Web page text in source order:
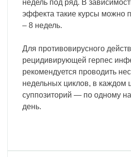
недель под ряд. В
эффекта такие курсы можно
– 8 недель.
Для противовирусного
рецидивирующей герпес
рекомендуется проводить
недельных циклов, в каждом
суппозиторий — по одному
день.